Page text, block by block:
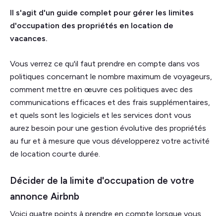
Il s'agit d'un guide complet pour gérer les limites
d'occupation des propriétés en location de
vacances.
Vous verrez ce qu'il faut prendre en compte dans vos
politiques concernant le nombre maximum de voyageurs,
comment mettre en œuvre ces politiques avec des
communications efficaces et des frais supplémentaires,
et quels sont les logiciels et les services dont vous
aurez besoin pour une gestion évolutive des propriétés
au fur et à mesure que vous développerez votre activité
de location courte durée.
Décider de la limite d'occupation de votre
annonce Airbnb
Voici quatre points à prendre en compte lorsque vous